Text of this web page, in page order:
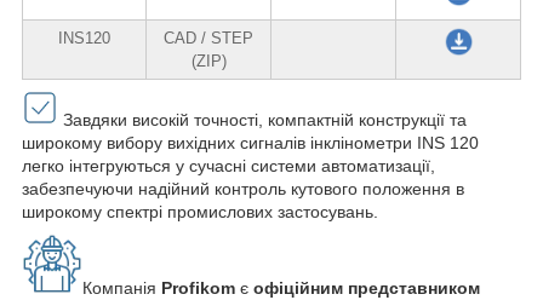
INS120
CAD / STEP
(ZIP)
Завдяки високій точності, компактній конструкції та
широкому вибору вихідних сигналів інклінометри INS 120
легко інтегруються у сучасні системи автоматизації,
забезпечуючи надійний контроль кутового положення в
широкому спектрі промислових застосувань.
Компанія Profikom є офіційним представником